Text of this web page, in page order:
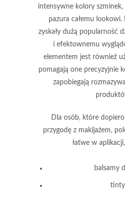
intensywne kolory szminek,
pazura całemu lookowi.
zyskały dużą popularność
i efektownemu
elementem jest również
pomagają one precyzyjnie
zapobiegają
Dla osób, które
przygodę z makijażem,
łatwe w
balsamy